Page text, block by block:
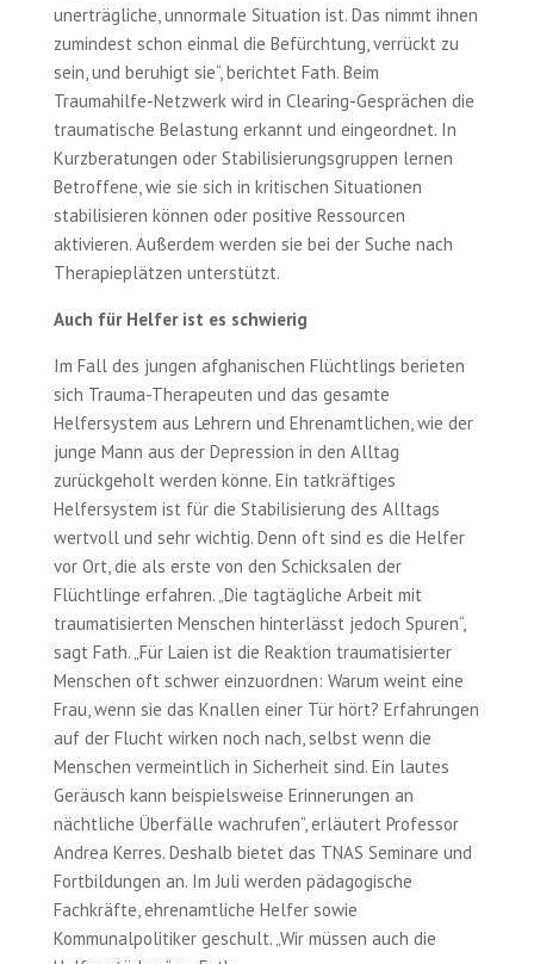
unerträgliche, unnormale Situation ist. Das nimmt ihnen
zumindest schon einmal die Befürchtung, verrückt zu
sein, und beruhigt sie“, berichtet Fath. Beim
Traumahilfe-Netzwerk wird in Clearing-Gesprächen die
traumatische Belastung erkannt und eingeordnet. In
Kurzberatungen oder Stabilisierungsgruppen lernen
Betroffene, wie sie sich in kritischen Situationen
stabilisieren können oder positive Ressourcen
aktivieren. Außerdem werden sie bei der Suche nach
Therapieplätzen unterstützt.
Auch für Helfer ist es schwierig
Im Fall des jungen afghanischen Flüchtlings berieten
sich Trauma-Therapeuten und das gesamte
Helfersystem aus Lehrern und Ehrenamtlichen, wie der
junge Mann aus der Depression in den Alltag
zurückgeholt werden könne. Ein tatkräftiges
Helfersystem ist für die Stabilisierung des Alltags
wertvoll und sehr wichtig. Denn oft sind es die Helfer
vor Ort, die als erste von den Schicksalen der
Flüchtlinge erfahren. „Die tagtägliche Arbeit mit
traumatisierten Menschen hinterlässt jedoch Spuren“,
sagt Fath. „Für Laien ist die Reaktion traumatisierter
Menschen oft schwer einzuordnen: Warum weint eine
Frau, wenn sie das Knallen einer Tür hört? Erfahrungen
auf der Flucht wirken noch nach, selbst wenn die
Menschen vermeintlich in Sicherheit sind. Ein lautes
Geräusch kann beispielsweise Erinnerungen an
nächtliche Überfälle wachrufen“, erläutert Professor
Andrea Kerres. Deshalb bietet das TNAS Seminare und
Fortbildungen an. Im Juli werden pädagogische
Fachkräfte, ehrenamtliche Helfer sowie
Kommunalpolitiker geschult. „Wir müssen auch die